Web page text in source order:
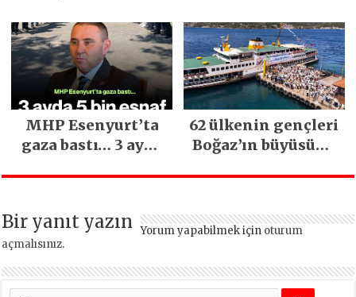
İlgi Gördü!..
heyelan sonrası
kritik uyarı
MHP Esenyurt’ta
gaza bastı… 3 ayda
62 ülkenin gençleri
Boğaz’ın büyüsüne
Bir yanıt yazın Yorum yapabilmek için oturum
açmalısınız.